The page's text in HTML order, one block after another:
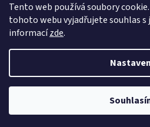
Tento web používá soubory
tohoto webu vyjadřujete souhlas s
informacízde.
Vytvořil
Aprodukt.cz.